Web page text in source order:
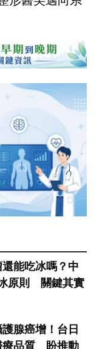
能吃冰嗎？中
原則 關鍵其實
腺癌增！台日
療品質 盼推動